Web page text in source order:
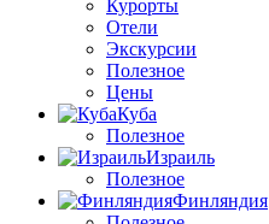
Курорты
Отели
Экскурсии
Полезное
Цены
Куба
Полезное
Израиль
Полезное
Финляндия